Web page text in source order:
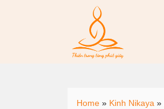
Home » Kinh Nikaya »